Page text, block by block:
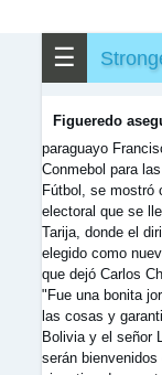
☰
Figueredo
paraguayo
Conmebol para
Fútbol, se mostró
electoral que se
Tarija, donde el
elegido como
que dejó Carlos
"Fue una bonita
las cosas y
Bolivia y el señor
serán
▶ Partidos
✎ Otros